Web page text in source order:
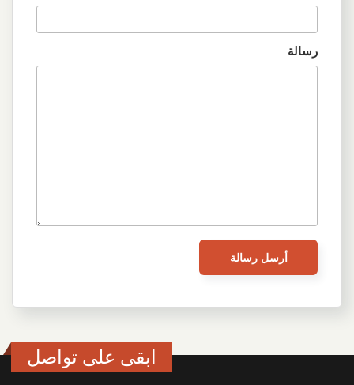
رسالة
ابقى على تواصل